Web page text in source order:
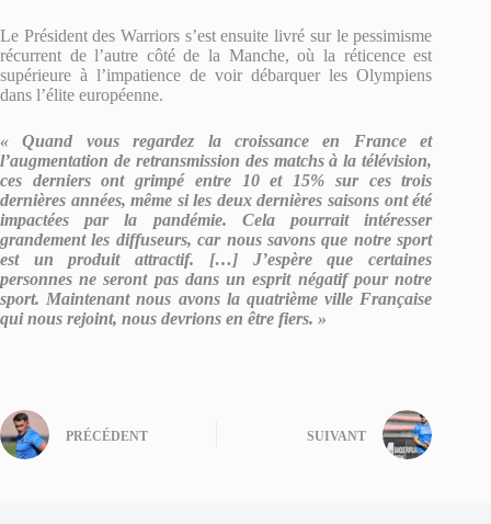
Le Président des Warriors s’est ensuite livré sur le pessimisme
récurrent de l’autre côté de la Manche, où la réticence est
supérieure à l’impatience de voir débarquer les Olympiens
dans l’élite européenne.
« Quand vous regardez la croissance en France et
l’augmentation de retransmission des matchs à la télévision,
ces derniers ont grimpé entre 10 et 15% sur ces trois
dernières années, même si les deux dernières saisons ont été
impactées par la pandémie. Cela pourrait intéresser
grandement les diffuseurs, car nous savons que notre sport
est un produit attractif. […] J’espère que certaines
personnes ne seront pas dans un esprit négatif pour notre
sport. Maintenant nous avons la quatrième ville Française
qui nous rejoint, nous devrions en être fiers. »
PRÉCÉDENT SUIVANT